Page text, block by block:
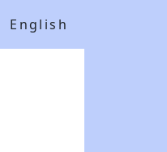
English